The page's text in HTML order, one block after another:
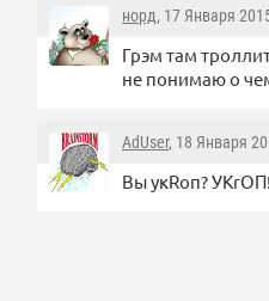
норд, 17 Января
Грэм там
не понимаю о
AdUser, 18 Января
Вы укRоп?